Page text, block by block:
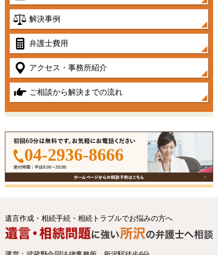
解決事例
弁護士費用
アクセス・事務所紹介
ご相談から解決までの流れ
04-2936-8666
遺言作成・相続手続・相続トラブルでお悩みの方へ